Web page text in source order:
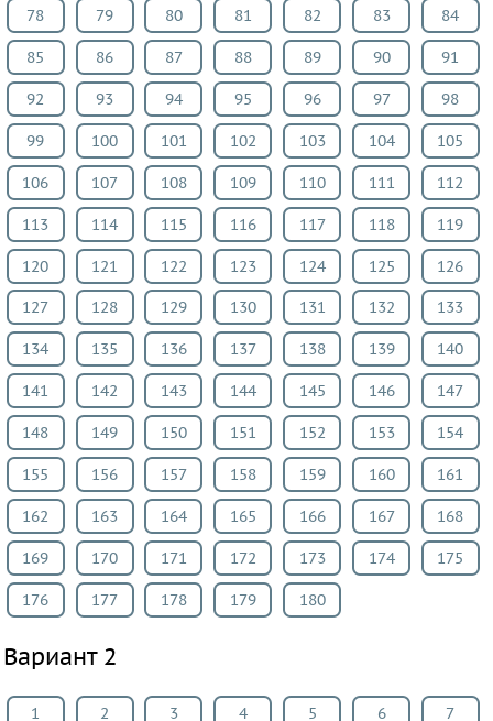
язык
Искусство
Кубановедение
Казахский
язык
Физкультура
ВИДЕОРЕШЕНИЯ
78 79 80 81 82 83 84
85 86 87 88 89 90 91
92 93 94 95 96 97 98
99 100 101 102 103 104 105
106 107 108 109 110 111 112
113 114 115 116 117 118 119
120 121 122 123 124 125 126
127 128 129 130 131 132 133
134 135 136 137 138 139 140
141 142 143 144 145 146 147
148 149 150 151 152 153 154
155 156 157 158 159 160 161
162 163 164 165 166 167 168
169 170 171 172 173 174 175
176 177 178 179 180
Вариант 2
1 2 3 4 5 6 7